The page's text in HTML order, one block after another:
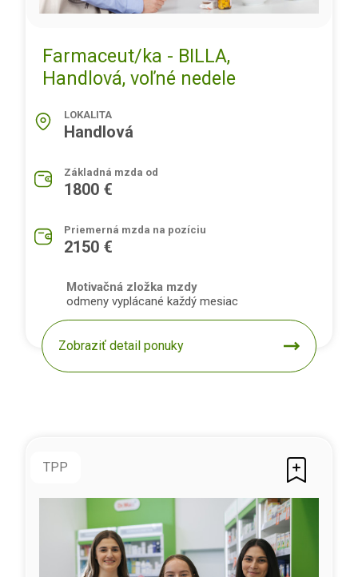
Farmaceut/ka - BILLA,
Handlová, voľné nedele
LOKALITA
Handlová
Základná mzda od
1800 €
Priemerná mzda na pozíciu
2150 €
Motivačná zložka mzdy
odmeny vyplácané každý mesiac
Zobraziť detail ponuky
TPP